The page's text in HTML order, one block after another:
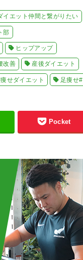
イエット仲間と繋がりたい
部
ヒップアップ
改善 産後ダイエット
せダイエット 足痩せ#
Pocket